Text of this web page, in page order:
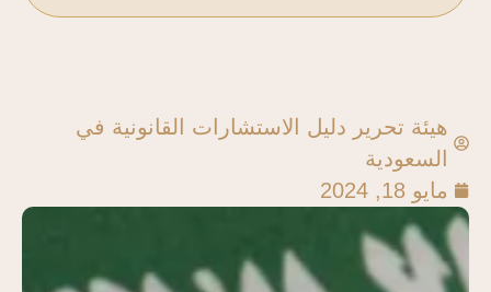
هيئة تحرير دليل الاستشارات القانونية في
السعودية
مايو 18, 2024